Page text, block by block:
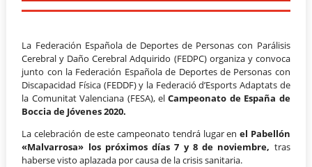
La Federación Española de Deportes de Personas con Parálisis
Cerebral y Daño Cerebral Adquirido (FEDPC) organiza y convoca
junto con la Federación Española de Deportes de Personas con
Discapacidad Física (FEDDF) y la Federació d’Esports Adaptats de
la Comunitat Valenciana (FESA), elCampeonato de España de
Boccia de Jóvenes 2020.
La celebración de este campeonato tendrá lugar en el Pabellón
«Malvarrosa» los próximos días 7 y 8 de noviembre, tras
haberse visto aplazada por causa de la crisis sanitaria.